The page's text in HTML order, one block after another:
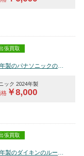
張買取
ック 2024年製
￥8,000
張買取
東京都新宿区で2021年製のダイキンのルームエアコン【中古品】を買取しました。